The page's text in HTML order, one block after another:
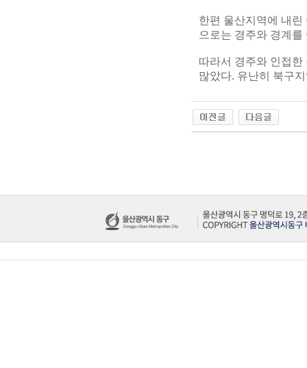
한편 울산지역에 내린
으로는 경주와 경계
따라서 경주와 인접한
많았다. 유난히 북구